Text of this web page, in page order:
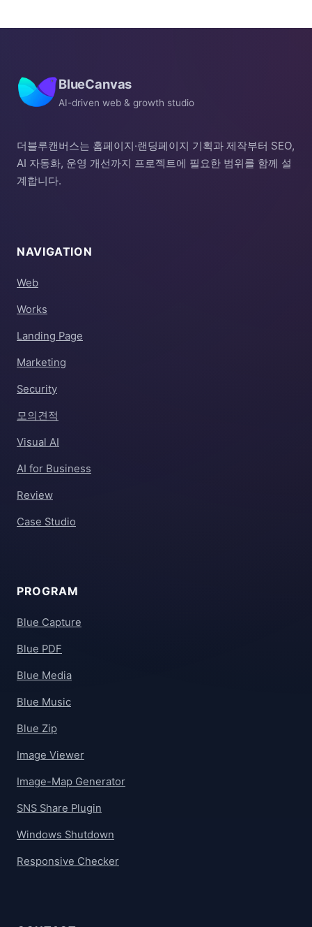
BlueCanvas
AI-driven web & growth studio
더블루캔버스는 홈페이지·랜딩페이지 기획과 제작부터 SEO,
AI 자동화, 운영 개선까지 프로젝트에 필요한 범위를 함께 설
계합니다.
NAVIGATION
Web
Works
Landing Page
Marketing
Security
모의견적
Visual AI
AI for Business
Review
Case Studio
PROGRAM
Blue Capture
Blue PDF
Blue Media
Blue Music
Blue Zip
Image Viewer
Image-Map Generator
SNS Share Plugin
Windows Shutdown
Responsive Checker